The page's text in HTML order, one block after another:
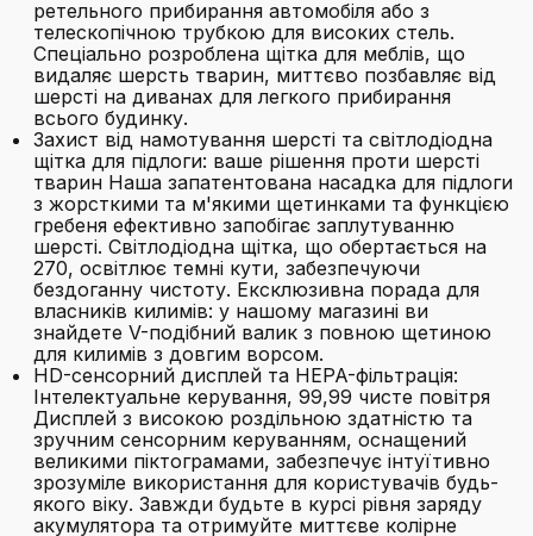
ретельного прибирання автомобіля або з
телескопічною трубкою для високих стель.
Спеціально розроблена щітка для меблів, що
видаляє шерсть тварин, миттєво позбавляє від
шерсті на диванах для легкого прибирання
всього будинку.
Захист від намотування шерсті та світлодіодна
щітка для підлоги: ваше рішення проти шерсті
тварин Наша запатентована насадка для підлоги
з жорсткими та м'якими щетинками та функцією
гребеня ефективно запобігає заплутуванню
шерсті. Світлодіодна щітка, що обертається на
270, освітлює темні кути, забезпечуючи
бездоганну чистоту. Ексклюзивна порада для
власників килимів: у нашому магазині ви
знайдете V-подібний валик з повною щетиною
для килимів з довгим ворсом.
HD-сенсорний дисплей та HEPA-фільтрація:
Інтелектуальне керування, 99,99 чисте повітря
Дисплей з високою роздільною здатністю та
зручним сенсорним керуванням, оснащений
великими піктограмами, забезпечує інтуїтивно
зрозуміле використання для користувачів будь-
якого віку. Завжди будьте в курсі рівня заряду
акумулятора та отримуйте миттєве колірне